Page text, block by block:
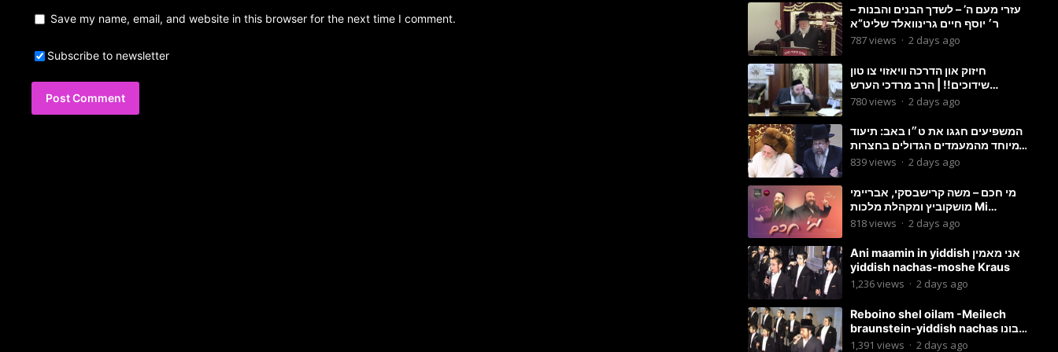
Save my name, email, and website in this browser for the next time I comment.
Subscribe to newsletter
עזרי מעם ה’ – לשדך הבנים והבנות –
ר׳ יוסף חיים גרינוואלד שליט”א
787views · 2 days ago
חיזוק און הדרכה וויאזוי צו טון
שידוכים!! | הרב מרדכי הערש
שפיצער
780views · 2 days ago
המשפיעים חגגו את ט״ו באב: תיעוד
מיוחד מהמעמדים הגדולים בחצרות
האדמו״ר מסטוטשין והגרי״מ
839views · 2 days ago
מי חכם – משה קרישבסקי, אבריימי
מושקוביץ ומקהלת מלכות Mi
Chacham I
818views · 2 days ago
Ani maamin in yiddish אני מאמין
yiddish nachas-moshe Kraus
1,236views · 2 days ago
Reboino shel oilam -Meilech
braunstein-yiddish nachas רבונו
של עולם
1,391 views · 2 days ago